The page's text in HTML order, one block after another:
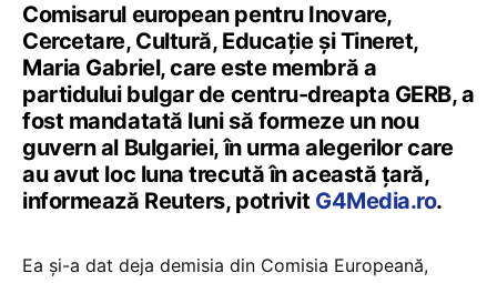
Comisarul european pentru Inovare,
Cercetare, Cultură, Educaţie şi Tineret,
Maria Gabriel, care este membră a
partidului bulgar de centru-dreapta GERB, a
fost mandatată luni să formeze un nou
guvern al Bulgariei, în urma alegerilor care
au avut loc luna trecută în această ţară,
informează Reuters, potrivit G4Media.ro.
Ea și-a dat deja demisia din Comisia Europeană,